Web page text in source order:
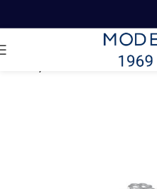
Pırlanta Bileklikler